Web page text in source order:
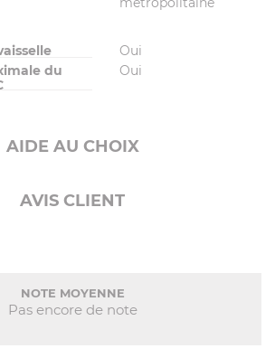
Oui
du
Oui
AIDE AU CHOIX
AVIS CLIENT
NOTE MOYENNE
Pas encore de note